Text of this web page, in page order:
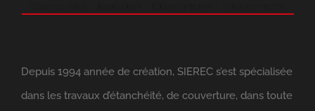
Depuis 1994 année de création, SIEREC s’est spécialisée
dans les travaux d’étanchéité, de couverture, dans toute